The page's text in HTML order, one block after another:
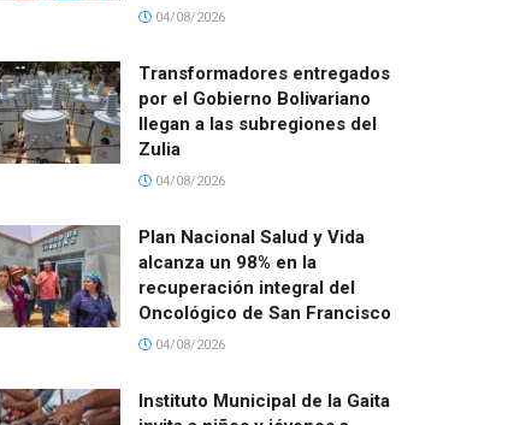
04/08/2026
Transformadores entregados
por el Gobierno Bolivariano
llegan a las subregiones del
Zulia
04/08/2026
Plan Nacional Salud y Vida
alcanza un 98% en la
recuperación integral del
Oncológico de San Francisco
04/08/2026
Instituto Municipal de la Gaita